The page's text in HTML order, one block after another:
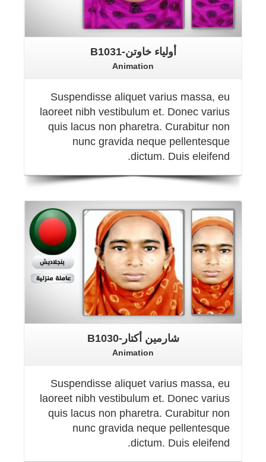
أولياء خاوتن-B1031
Animation
Suspendisse aliquet varius massa, eu
laoreet nibh vestibulum et. Donec varius
quis lacus non pharetra. Curabitur non
nunc gravida neque pellentesque
dictum. Duis eleifend.
Details
شارمين أكتار-B1030
Animation
Suspendisse aliquet varius massa, eu
laoreet nibh vestibulum et. Donec varius
quis lacus non pharetra. Curabitur non
nunc gravida neque pellentesque
dictum. Duis eleifend.